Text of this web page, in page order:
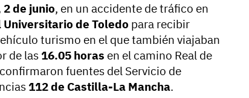
de junio, en un accidente de tráfico en
de Toledo para recibir
turismo en el que también viajaban
de las 16.05 horas en el camino Real de
fuentes del Servicio de
112 de Castilla-La Mancha.